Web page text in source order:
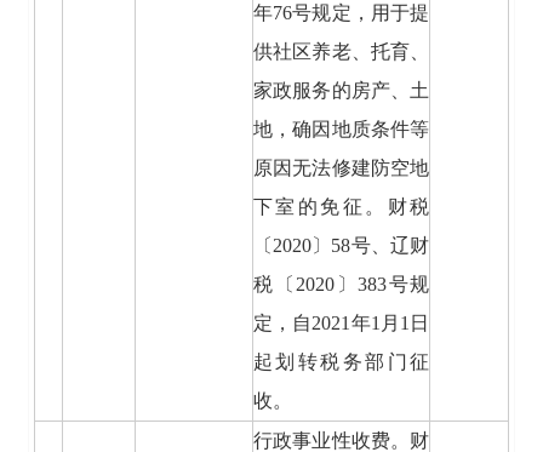
年76号规定，用于提
供社区养老、托育、
家政服务的房产、土
地，确因地质条件等
原因无法修建防空地
下室的免征。财税
〔2020〕58号、辽财
税〔2020〕383号规
定，自2021年1月1日
起划转税务部门征
收。
行政事业性收费。财